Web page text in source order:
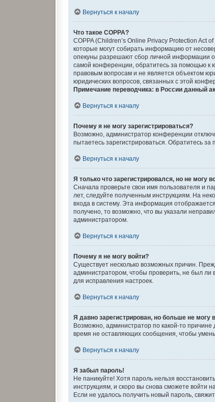
Вернуться к началу
Что такое COPPA?
COPPA (Children’s Online Privacy Protection Act
которые могут собирать информацию от
опекуны разрешают сбор личной информации
самой конференции, обратитесь за помощью к
правовым вопросам и не является объектом
юридических вопросов, связанных с этой
Примечание переводчика: в России данный
Вернуться к началу
Почему я не могу зарегистрироваться?
Возможно, администратор конференции
пытаетесь зарегистрироваться. Обратитесь
Вернуться к началу
Я только что зарегистрировался, но не могу
Сначала проверьте свои имя пользователя и
лет, следуйте полученным инструкциям. На
входа в систему. Эта информация
получено, то возможно, что вы указали
администратором.
Вернуться к началу
Почему я не могу войти?
Существует несколько возможных причин.
администратором, чтобы проверить, не был ли
для исправления настроек.
Вернуться к началу
Я давно зарегистрирован, но больше не могу
Возможно, администратор по какой-то
время не оставляющих сообщения, чтобы
Вернуться к началу
Я забыл пароль!
Не паникуйте! Хотя пароль нельзя
инструкциям, и скоро вы снова сможете войти
Если не удалось получить новый пароль,